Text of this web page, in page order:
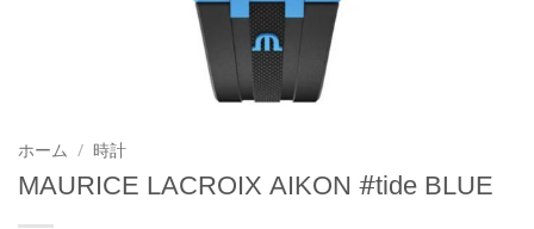
ホーム / 時計
MAURICE LACROIX AIKON #tide BLUE